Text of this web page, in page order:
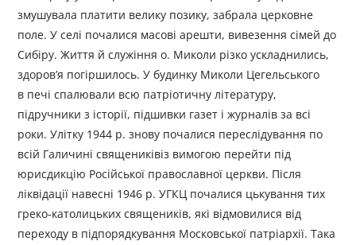
змушувала платити велику позику, забрала церковне
поле. У селі почалися масові арешти, вивезення сімей до
Сибіру. Життя й служіння о. Миколи різко ускладнились,
здоров’я погіршилось. У будинку Миколи Цегельського
в печі спалювали всю патріотичну літературу,
підручники з історії, підшивки газет і журналів за всі
роки. Улітку 1944 р. знову почалися переслідування по
всій Галичині священиківіз вимогою перейти під
юрисдикцію Російської православної церкви. Після
ліквідації навесні 1946 р. УГКЦ почалися цькування тих
греко-католицьких священиків, які відмовилися від
переходу в підпорядкування Московської патріархії. Така